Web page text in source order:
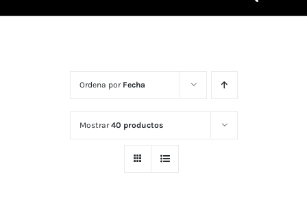
Ordena por Fecha
Mostrar40 productos